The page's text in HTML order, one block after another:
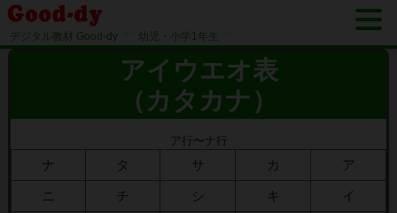
デジタル教材 Good-dy 幼児・小学1年生
アイウエオ表
（カタカナ）
ア行〜ナ行
ナ タ サ カ ア
ニ チ シ キ イ